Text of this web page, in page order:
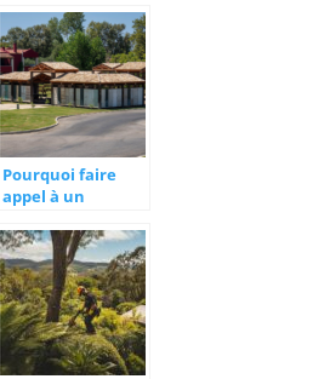
Pourquoi faire
appel à un
Angers pour
l’aménagement
de votre jardin ?